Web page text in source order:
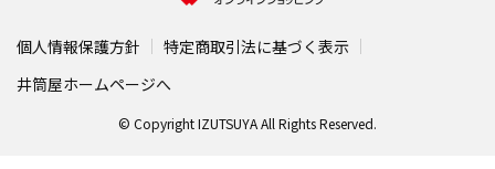
個人情報保護方針
特定商取引法に基づく表示
井筒屋ホームページへ
© Copyright IZUTSUYA All Rights Reserved.